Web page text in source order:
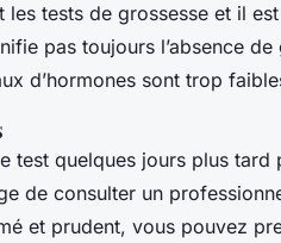
tests de grossesse et il
pas toujours l’absence de
d’hormones sont trop
test quelques jours plus tard
de consulter un
et prudent, vous pouvez